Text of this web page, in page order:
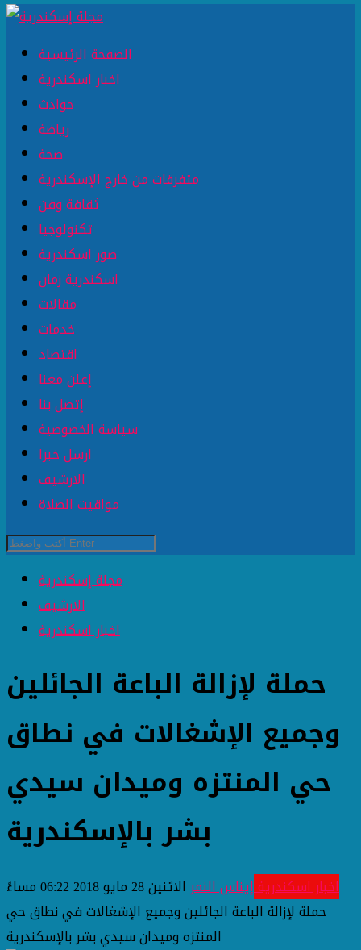
الصفحة الرئيسية
اخبار اسكندرية
حوادث
رياضة
صحة
متفرقات من خارج الإسكندرية
ثقافة وفن
تكنولوجيا
صور اسكندرية
اسكندرية زمان
مقالات
خدمات
اقتصاد
إعلن معنا
إتصل بنا
سياسة الخصوصية
ارسل خبرا
الارشيف
مواقيت الصلاة
مجلة إسكندرية
الارشيف
اخبار اسكندرية
حملة لإزالة الباعة الجائلين
وجميع الإشغالات في نطاق
حي المنتزه وميدان سيدي
بشر بالإسكندرية
اخبار اسكندريةإيناس النمر الاثنين 28 مايو 2018 06:22 مساءً
حملة لإزالة الباعة الجائلين وجميع الإشغالات في نطاق حي
المنتزه وميدان سيدي بشر بالإسكندرية